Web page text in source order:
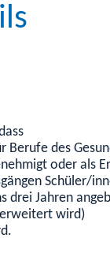
Berufe des
oder als
Schüler/
drei Jahren
erweitert wird)